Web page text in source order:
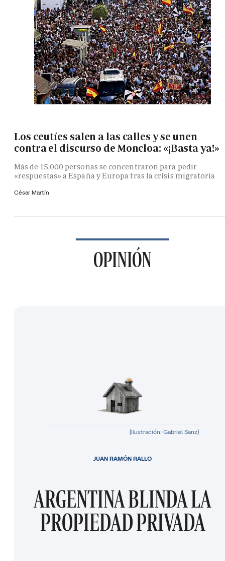
Los ceutíes salen a las calles y se unen
contra el discurso de Moncloa: «¡Basta ya!»
Más de 15.000 personas se concentraron para pedir
«respuestas» a España y Europa tras la crisis migratoria
César Martín
OPINIÓN
(Ilustración: Gabriel Sanz)
ARGENTINA BLINDA LA
PROPIEDAD PRIVADA
JUAN RAMÓN RALLO